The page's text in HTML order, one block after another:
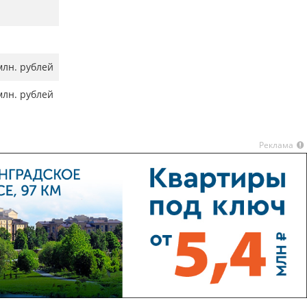
рублей
рублей
Реклама